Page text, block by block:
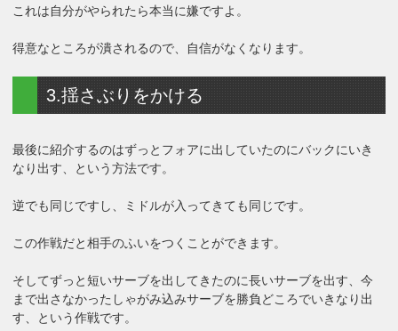
これは自分がやられたら本当に嫌ですよ。
得意なところが潰されるので、自信がなくなります。
3.揺さぶりをかける
最後に紹介するのはずっとフォアに出していたのにバックにいき
なり出す、という方法です。
逆でも同じですし、ミドルが入ってきても同じです。
この作戦だと相手のふいをつくことができます。
そしてずっと短いサーブを出してきたのに長いサーブを出す、今
まで出さなかったしゃがみ込みサーブを勝負どころでいきなり出
す、という作戦です。